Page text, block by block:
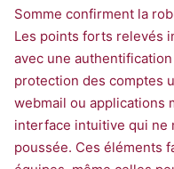
Somme confirment la
Les points forts relevés
avec une
protection des comptes
webmail ou applications
interface intuitive qui ne
poussée. Ces éléments